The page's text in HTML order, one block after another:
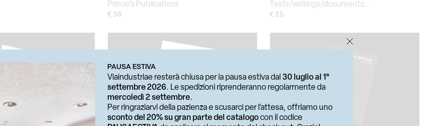
Prince’s Publications
€ 38
Texts/writings/documents…
€ 25
PAUSA ESTIVA
Viaindustriae resterà chiusa per la pausa estiva dal 30 luglio al 1°
settembre 2026. Le spedizioni riprenderanno regolarmente da
mercoledì 2 settembre.
Per ringraziarvi della pazienza e scusarci per l'attesa, offriamo uno
sconto del 20% su gran parte del catalogocon il codice